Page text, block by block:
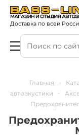
Доставка по всей
Главная -
автоакустики
-